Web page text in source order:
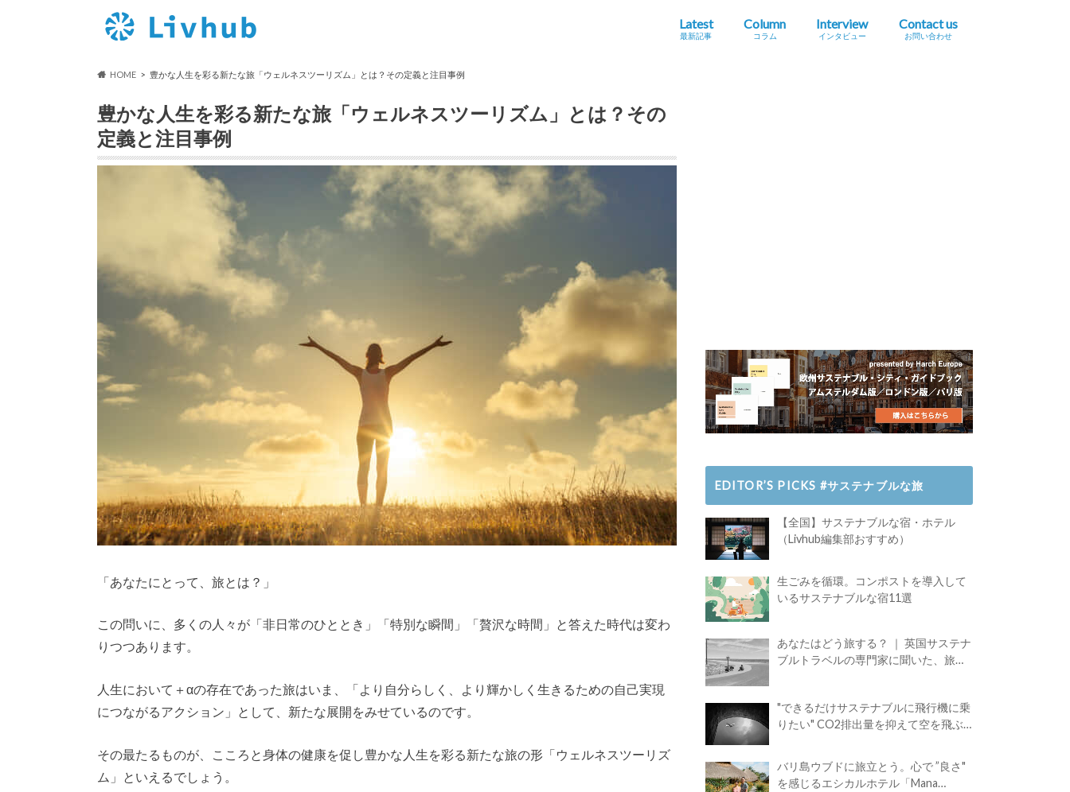
Latest
最新記事
Column
コラム
Interview
インタビュー
Contact us
お問い合わせ
HOME 豊かな人生を彩る新たな旅「ウェルネスツーリズム」とは？その定義と注目事例
豊かな人生を彩る新たな旅「ウェルネスツーリズム」とは？その
定義と注目事例
「あなたにとって、旅とは？」
この問いに、多くの人々が「非日常のひととき」「特別な瞬間」「贅沢な時間」と答えた時代は変わ
りつつあります。
人生において＋αの存在であった旅はいま、「より自分らしく、より輝かしく生きるための自己実現
につながるアクション」として、新たな展開をみせているのです。
その最たるものが、こころと身体の健康を促し豊かな人生を彩る新たな旅の形「ウェルネスツーリズ
ム」といえるでしょう。
EDITOR’S PICKS #サステナブルな旅
【全国】サステナブルな宿・ホテル
（Livhub編集部おすすめ）
生ごみを循環。コンポストを導入して
いるサステナブルな宿11選
あなたはどう旅する？ ｜ 英国サステナ
ブルトラベルの専門家に聞いた、旅の
"できるだけサステナブルに飛行機に乗
りたい" CO2排出量を抑えて空を飛ぶ
バリ島ウブドに旅立とう。心で ”良さ"
を感じるエシカルホテル「Mana